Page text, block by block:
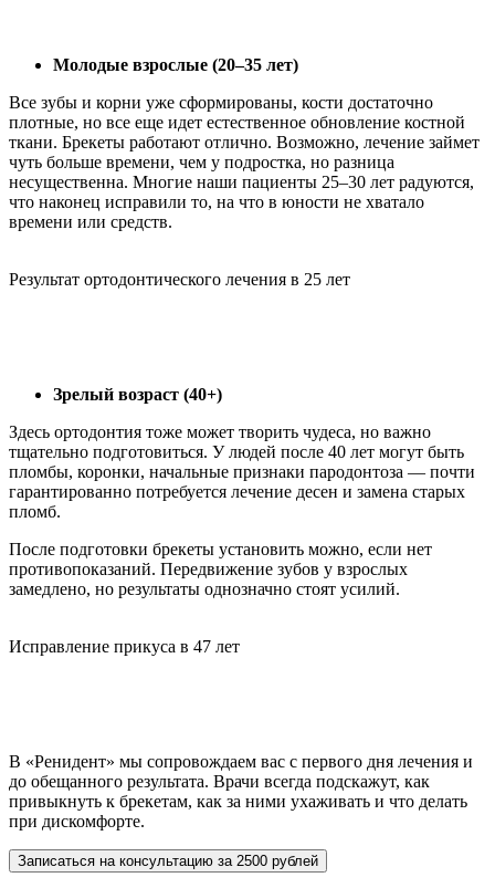
Молодые взрослые (20–35 лет)
Все зубы и корни уже сформированы, кости достаточно
плотные, но все еще идет естественное обновление костной
ткани. Брекеты работают отлично. Возможно, лечение займет
чуть больше времени, чем у подростка, но разница
несущественна. Многие наши пациенты 25–30 лет радуются,
что наконец исправили то, на что в юности не хватало
времени или средств.
Результат ортодонтического лечения в 25 лет
Зрелый возраст (40+)
Здесь ортодонтия тоже может творить чудеса, но важно
тщательно подготовиться. У людей после 40 лет могут быть
пломбы, коронки, начальные признаки пародонтоза — почти
гарантированно потребуется лечение десен и замена старых
пломб.
После подготовки брекеты установить можно, если нет
противопоказаний. Передвижение зубов у взрослых
замедлено, но результаты однозначно стоят усилий.
Исправление прикуса в 47 лет
В «Ренидент» мы сопровождаем вас с первого дня лечения и
до обещанного результата. Врачи всегда подскажут, как
привыкнуть к брекетам, как за ними ухаживать и что делать
при дискомфорте.
Записаться на консультацию за 2500 рублей